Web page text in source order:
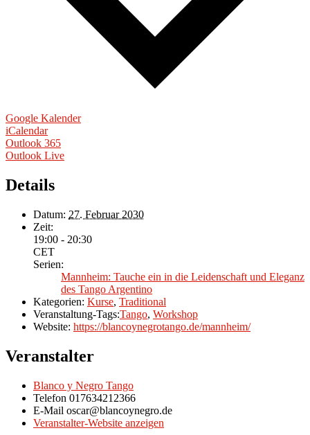
Google Kalender
iCalendar
Outlook 365
Outlook Live
Details
Datum: 27. Februar 2030
Zeit:
19:00 - 20:30
CET
Serien:
Mannheim: Tauche ein in die Leidenschaft und Eleganz
des Tango Argentino
Kategorien: Kurse, Traditional
Veranstaltung-Tags:Tango, Workshop
Website: https://blancoynegrotango.de/mannheim/
Veranstalter
Blanco y Negro Tango
Telefon 017634212366
E-Mail oscar@blancoynegro.de
Veranstalter-Website anzeigen